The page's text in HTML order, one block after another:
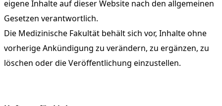
eigene Inhalte auf dieser Website nach den allgemeinen
Gesetzen verantwortlich.
Die Medizinische Fakultät behält sich vor, Inhalte ohne
vorherige Ankündigung zu verändern, zu ergänzen, zu
löschen oder die Veröffentlichung einzustellen.